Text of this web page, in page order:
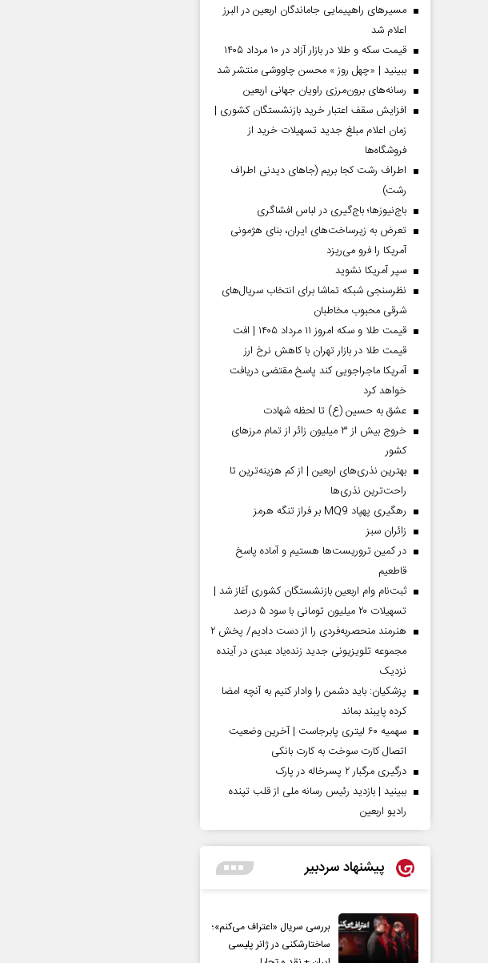
مسیر‌های راهپیمایی جاماندگان اربعین در البرز
اعلام شد
قیمت سکه و طلا در بازار آزاد در ۱۰ مرداد ۱۴۰۵
ببینید | «چهل روز » محسن چاووشی منتشر شد
رسانه‌های برون‌مرزی راویان جهانی اربعین
افزایش سقف اعتبار خرید بازنشستگان کشوری |
زمان اعلام مبلغ جدید تسهیلات خرید از
فروشگاه‌ها
اطراف رشت کجا بریم (جاهای دیدنی اطراف
رشت)
باج‌نیوزها؛ باج‌گیری در لباس افشاگری
تعرض به زیرساخت‌های ایران، بنای هژمونی
آمریکا را فرو می‌ریزد
سپر آمریکا نشوید
نظرسنجی شبکه تماشا برای انتخاب سریال‌های
شرقی محبوب مخاطبان
قیمت طلا و سکه امروز ۱۱ مرداد ۱۴۰۵ | افت
قیمت طلا در بازار تهران با کاهش نرخ ارز
آمریکا ماجراجویی کند پاسخ مقتضی دریافت
خواهد کرد
عشق به حسین (ع) تا لحظه شهادت
خروج بیش از ۳ میلیون زائر از تمام مرز‌های
کشور
بهترین نذری‌های اربعین | از کم هزینه‌ترین تا
راحت‌ترین نذری‌ها
رهگیری پهپاد MQ9 بر فراز تنگه هرمز
‌زائران سبز
در کمین تروریست‌ها هستیم و آماده پاسخ
قاطعیم
ثبت‌نام وام اربعین بازنشستگان کشوری آغاز شد |
تسهیلات ۲۰ میلیون تومانی با سود ۵ درصد
هنرمند منحصر‌به‌فردی را از دست دادیم/ پخش ۲
مجموعه تلویزیونی جدید زنده‌یاد عبدی در آینده
نزدیک
پزشکیان: باید دشمن را وادار کنیم به آنچه امضا
کرده پایبند بماند
سهمیه ۶۰ لیتری پابرجاست | آخرین وضعیت
اتصال کارت سوخت به کارت بانکی
درگیری مرگبار ۲ پسرخاله در پارک
ببینید | بازدید رئیس رسانه ملی از قلب تپنده
رادیو اربعین
پیشنهاد سردبیر
بررسی سریال «اعتراف می‌کنم»؛
ساختارشکنی در ژانر پلیسی
صفحات نخست روزنامه ها‌ی‌سه‌شنبه ۶ مردادماه